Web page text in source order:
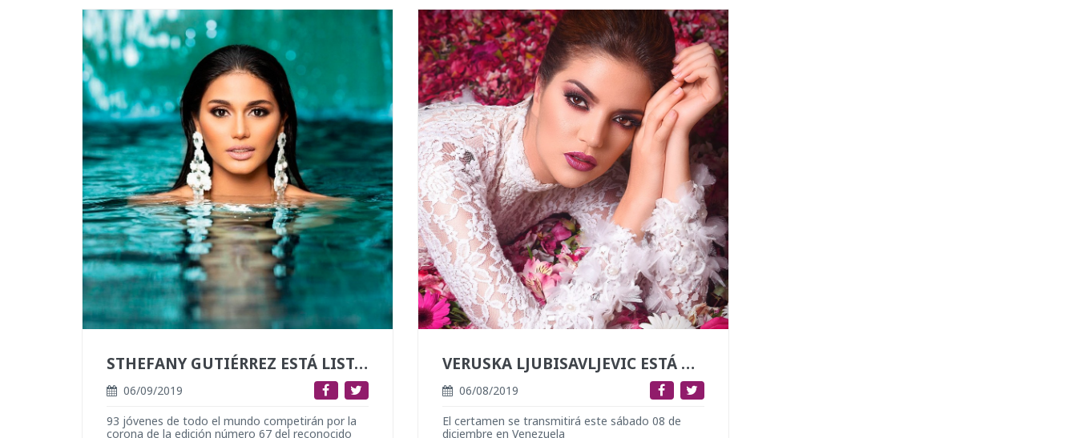
STHEFANY GUTIÉRREZ ESTÁ LISTA PARA GANAR LA OCTAVA CORONA DEL MISS UNIVERSO
06/09/2019
93 jóvenes de todo el mundo competirán por la
corona de la edición número 67 del reconocido
VERUSKA LJUBISAVLJEVIC ESTÁ MUY CERCA DE LA CONQUISTA DE UN NUEVO TÍTULO DE MISS MUNDO
06/08/2019
El certamen se transmitirá este sábado 08 de
diciembre en Venezuela